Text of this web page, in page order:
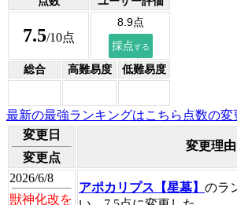
7.5/10点
総合 高難易度 低難易度
最新の最強ランキングはこちら 点数の変
変更日
変更点
変更理由
2026/6/8
獣神化改を
アポカリプス【星墓】 のラ